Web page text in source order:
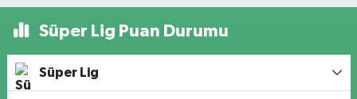
Süper Lig Puan Durumu
Süper Lig